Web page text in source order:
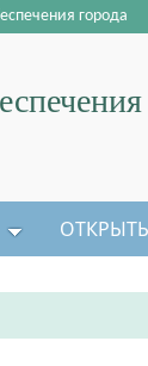
города